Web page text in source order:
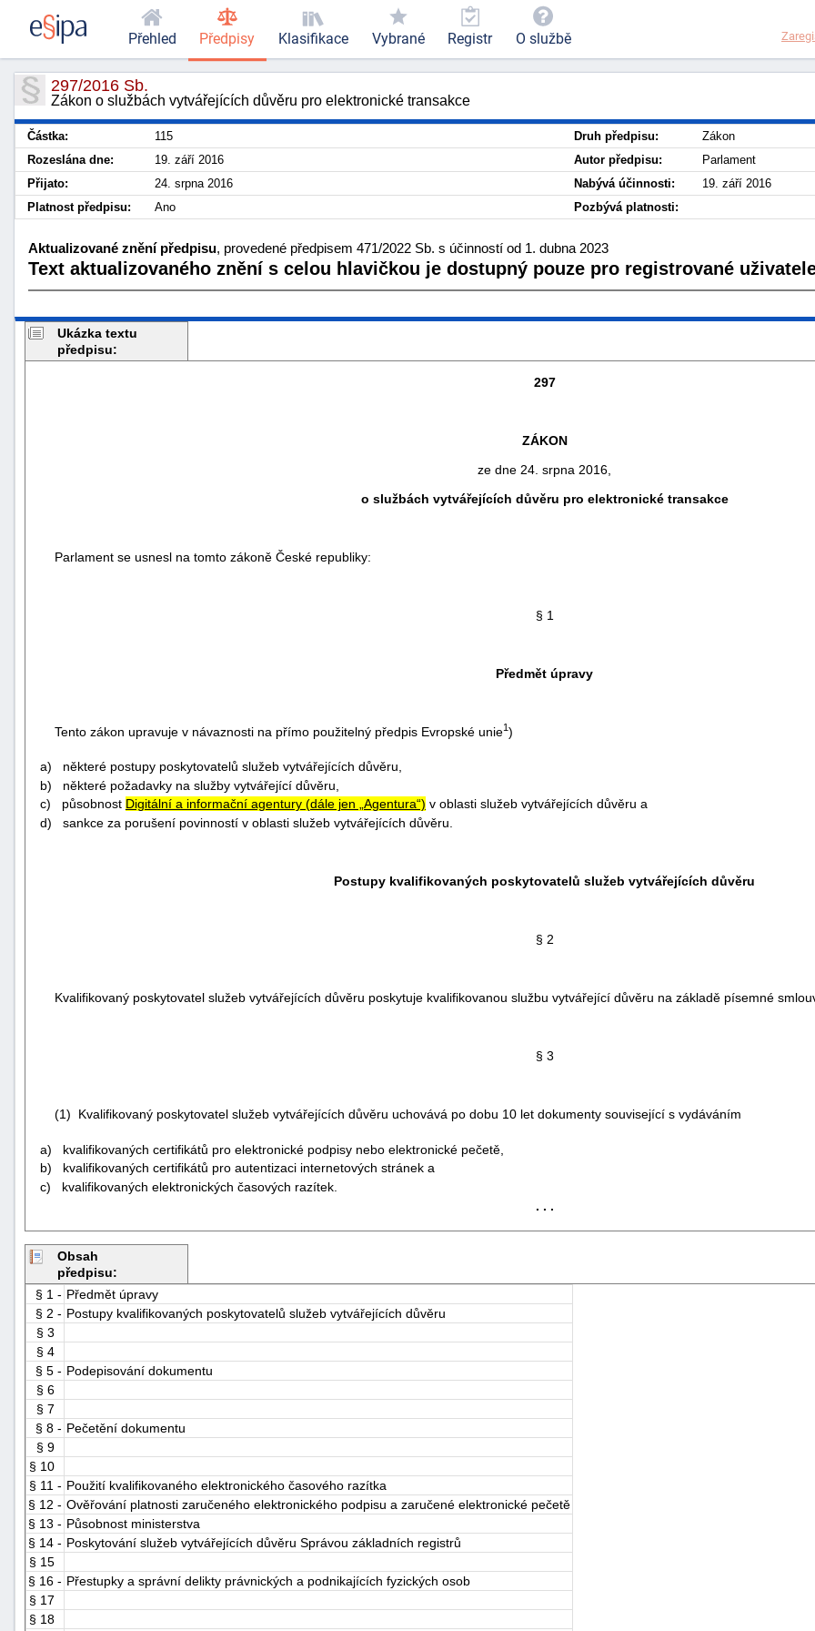
297/2016 Sb.
Zákon o službách vytvářejících důvěru pro elektronické transakce
Částka: 115 Druh předpisu:
Zákon
Rozeslána dne:
19. září 2016 Autor předpisu:
Parlament
Přijato:
24. srpna 2016 Nabývá účinnosti:
19. září 2016
Platnost předpisu:
Ano Pozbývá platnosti:
Aktualizované znění předpisu, provedené předpisem 471/2022 Sb. s účinností od 1. dubna 2023
Text aktualizovaného znění s celou hlavičkou je dostupný pouze pro registrované
Ukázka textu
předpisu:
297
ZÁKON
ze dne 24. srpna 2016,
o službách vytvářejících důvěru pro elektronické transakce
Parlament se usnesl na tomto zákoně České republiky:
§ 1
Předmět úpravy
Tento zákon upravuje v návaznosti na přímo použitelný předpis Evropské unie1 )
a) některé postupy poskytovatelů služeb vytvářejících důvěru,
b) některé požadavky na služby vytvářející důvěru,
c) působnost Digitální a informační agentury (dále jen „Agentura“) v oblasti služeb vytvářejících důvěru a
d) sankce za porušení povinností v oblasti služeb vytvářejících důvěru.
Postupy kvalifikovaných poskytovatelů služeb vytvářejících důvěru
§ 2
Kvalifikovaný poskytovatel služeb vytvářejících důvěru poskytuje kvalifikovanou službu vytvářející důvěru na základě písemné
§ 3
(1) Kvalifikovaný poskytovatel služeb vytvářejících důvěru uchovává po dobu 10 let dokumenty související s vydáváním
a) kvalifikovaných certifikátů pro elektronické podpisy nebo elektronické pečetě,
b) kvalifikovaných certifikátů pro autentizaci internetových stránek a
c) kvalifikovaných elektronických časových razítek.
. . .
Obsah
předpisu:
§ 1 - Předmět úpravy
§ 2 - Postupy kvalifikovaných poskytovatelů služeb vytvářejících důvěru
§ 3
§ 4
§ 5 - Podepisování dokumentu
§ 6
§ 7
§ 8 - Pečetění dokumentu
§ 9
§ 10
§ 11 - Použití kvalifikovaného elektronického časového razítka
§ 12 - Ověřování platnosti zaručeného elektronického podpisu a zaručené elektronické pečetě
§ 13 - Působnost ministerstva
§ 14 - Poskytování služeb vytvářejících důvěru Správou základních registrů
§ 15
§ 16 - Přestupky a správní delikty právnických a podnikajících fyzických osob
§ 17
§ 18
Přehled Předpisy Klasifikace Vybrané Registr O službě